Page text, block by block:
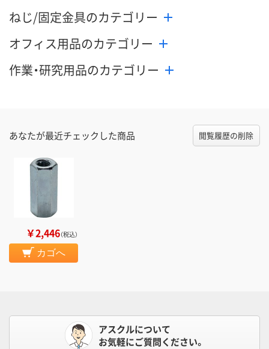
カゴへ カゴへ
ねじ/固定金具のカテゴリー
オフィス用品のカテゴリー
作業・研究用品のカテゴリー
あなたが最近チェックした商品 閲覧履歴の削除
￥2,446（税込）
カゴへ
アスクルについて
お気軽にご質問ください。